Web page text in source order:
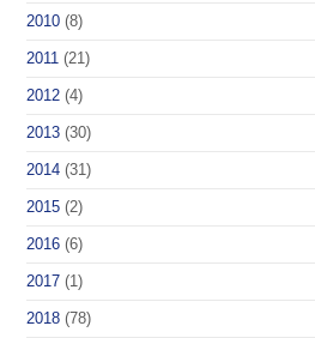
2010 (8)
2011 (21)
2012 (4)
2013 (30)
2014 (31)
2015 (2)
2016 (6)
2017 (1)
2018 (78)